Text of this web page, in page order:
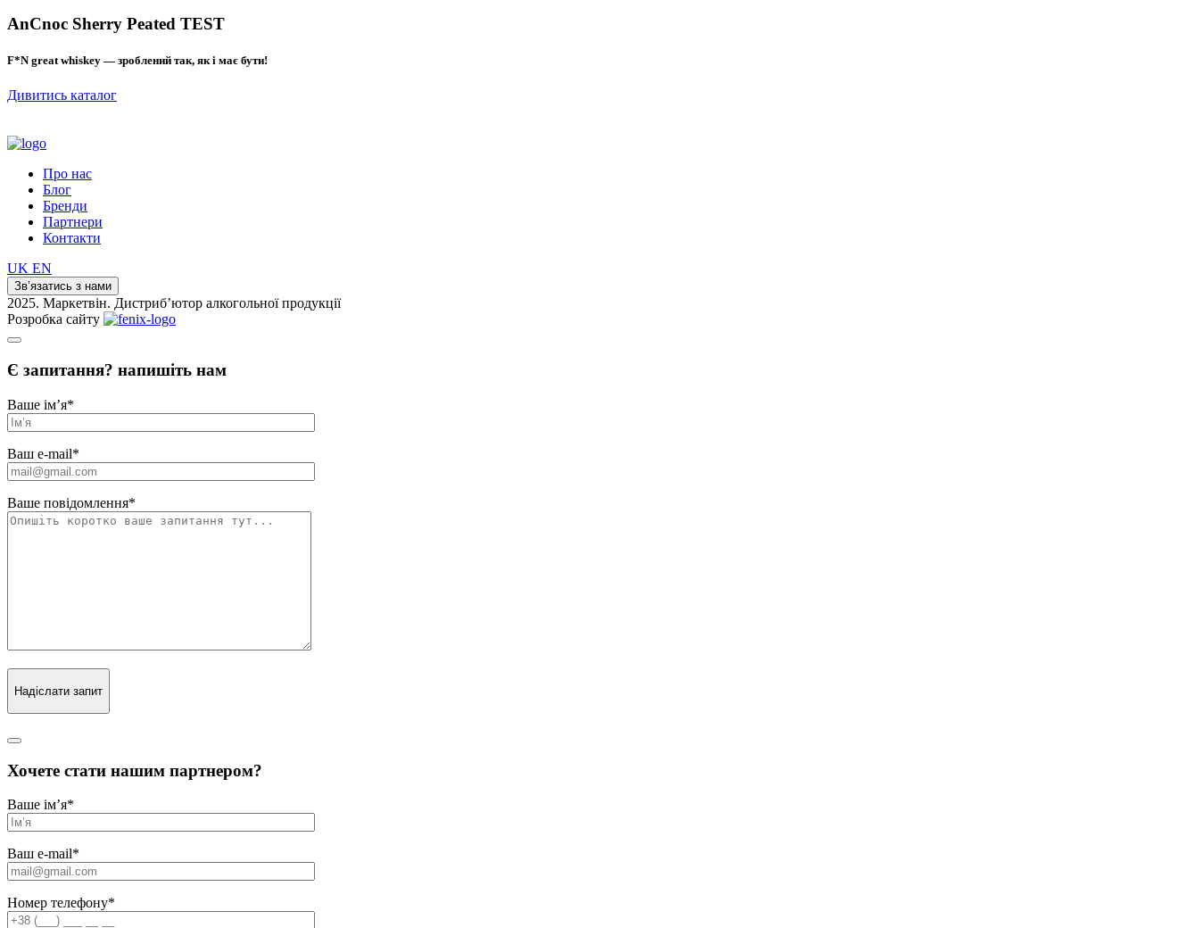
AnCnoc Sherry Peated TEST
F*N great whiskey — зроблений так, як і має бути!
Дивитись каталог
Про нас
Блог
Бренди
Партнери
Контакти
UK EN
Зв’язатись з нами
2025. Маркетвін. Дистриб’ютор алкогольної продукції
Розробка сайту
Є запитання? напишіть нам
Ваше ім’я*
Ваш e-mail*
Ваше повідомлення*
Надіслати запит
Хочете стати нашим партнером?
Ваше ім’я*
Ваш e-mail*
Номер телефону*